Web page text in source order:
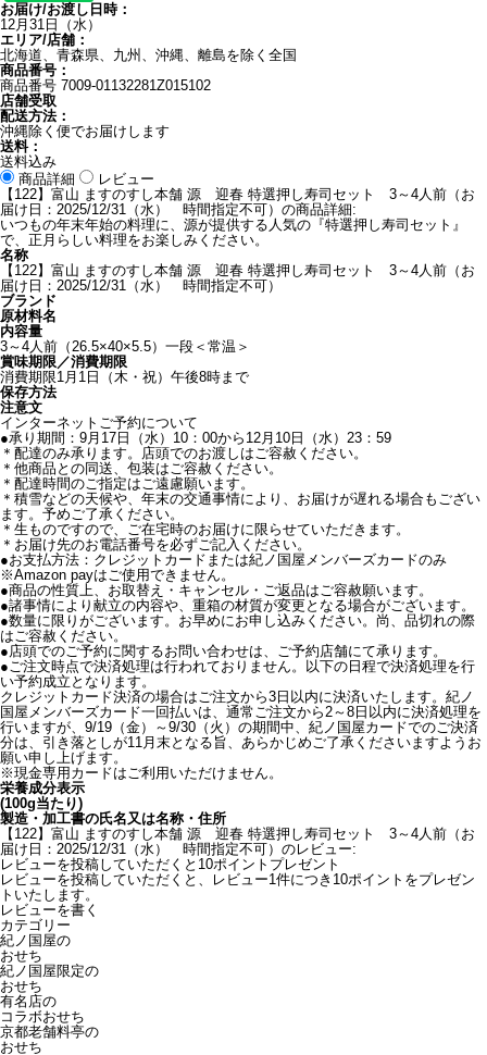
お届け/お渡し日時：
12月31日（水）
エリア/店舗：
北海道、青森県、九州、沖縄、離島を除く全国
商品番号：
商品番号 7009-01132281Z015102
店舗受取
配送方法：
沖縄除く便でお届けします
送料：
送料込み
商品詳細
レビュー
【122】富山 ますのすし本舗 源 迎春 特選押し寿司セット 3～4人前（お
届け日：2025/12/31（水） 時間指定不可）の商品詳細:
いつもの年末年始の料理に、源が提供する人気の『特選押し寿司セット』
で、正月らしい料理をお楽しみください。
名称
【122】富山 ますのすし本舗 源 迎春 特選押し寿司セット 3～4人前（お
届け日：2025/12/31（水） 時間指定不可）
ブランド
原材料名
内容量
3～4人前（26.5×40×5.5）一段＜常温＞
賞味期限／消費期限
消費期限1月1日（木・祝）午後8時まで
保存方法
注意文
インターネットご予約について
●承り期間：9月17日（水）10：00から12月10日（水）23：59
＊配達のみ承ります。店頭でのお渡しはご容赦ください。
＊他商品との同送、包装はご容赦ください。
＊配達時間のご指定はご遠慮願います。
＊積雪などの天候や、年末の交通事情により、お届けが遅れる場合もござい
ます。予めご了承ください。
＊生ものですので、ご在宅時のお届けに限らせていただきます。
＊お届け先のお電話番号を必ずご記入ください。
●お支払方法：クレジットカードまたは紀ノ国屋メンバーズカードのみ
※Amazon payはご使用できません。
●商品の性質上、お取替え・キャンセル・ご返品はご容赦願います。
●諸事情により献立の内容や、重箱の材質が変更となる場合がございます。
●数量に限りがございます。お早めにお申し込みください。尚、品切れの際
はご容赦ください。
●店頭でのご予約に関するお問い合わせは、ご予約店舗にて承ります。
●ご注文時点で決済処理は行われておりません。以下の日程で決済処理を行
い予約成立となります。
クレジットカード決済の場合はご注文から3日以内に決済いたします。紀ノ
国屋メンバーズカード一回払いは、通常ご注文から2～8日以内に決済処理を
行いますが、9/19（金）～9/30（火）の期間中、紀ノ国屋カードでのご決済
分は、引き落としが11月末となる旨、あらかじめご了承くださいますようお
願い申し上げます。
※現金専用カードはご利用いただけません。
栄養成分表示
(100g当たり)
製造・加工書の氏名又は名称・住所
【122】富山 ますのすし本舗 源 迎春 特選押し寿司セット 3～4人前（お
届け日：2025/12/31（水） 時間指定不可）のレビュー:
レビューを投稿していただくと10ポイントプレゼント
レビューを投稿していただくと、レビュー1件につき10ポイントをプレゼン
トいたします。
レビューを書く
カテゴリー
紀ノ国屋の
おせち
紀ノ国屋限定の
おせち
有名店の
コラボおせち
京都老舗料亭の
おせち